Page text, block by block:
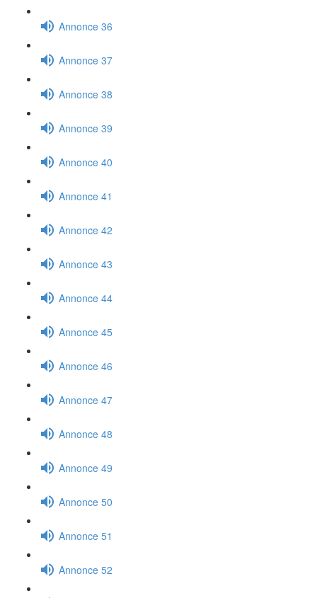
Annonce 36
Annonce 37
Annonce 38
Annonce 39
Annonce 40
Annonce 41
Annonce 42
Annonce 43
Annonce 44
Annonce 45
Annonce 46
Annonce 47
Annonce 48
Annonce 49
Annonce 50
Annonce 51
Annonce 52